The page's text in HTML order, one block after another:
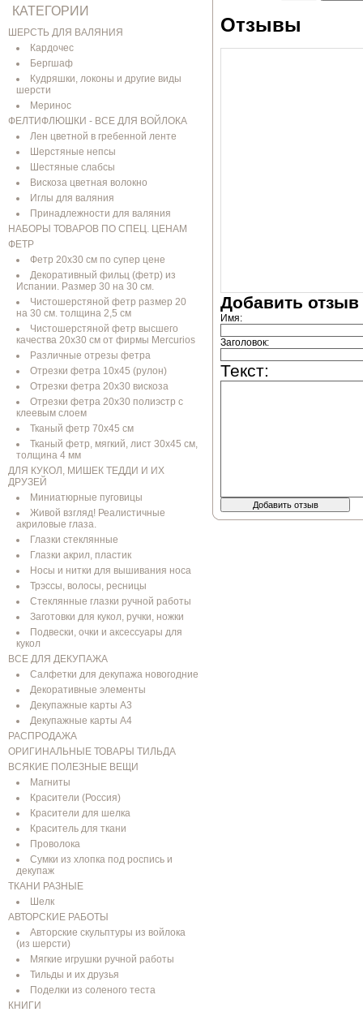
КАТЕГОРИИ
ШЕРСТЬ ДЛЯ ВАЛЯНИЯ
Кардочес
Бергшаф
Кудряшки, локоны и другие виды
шерсти
Меринос
ФЕЛТИФЛЮШКИ - ВСЕ ДЛЯ ВОЙЛОКА
Лен цветной в гребенной ленте
Шерстяные непсы
Шестяные слабсы
Вискоза цветная волокно
Иглы для валяния
Принадлежности для валяния
НАБОРЫ ТОВАРОВ ПО СПЕЦ. ЦЕНАМ
ФЕТР
Фетр 20х30 см по супер цене
Декоративный фильц (фетр) из
Испании. Размер 30 на 30 см.
Чистошерстяной фетр размер 20
на 30 см. толщина 2,5 см
Чистошерстяной фетр высшего
качества 20х30 см от фирмы Mercurios
Различные отрезы фетра
Отрезки фетра 10х45 (рулон)
Отрезки фетра 20х30 вискоза
Отрезки фетра 20х30 полиэстр с
клеевым слоем
Тканый фетр 70х45 см
Тканый фетр, мягкий, лист 30х45 см,
толщина 4 мм
ДЛЯ КУКОЛ, МИШЕК ТЕДДИ И ИХ
ДРУЗЕЙ
Миниатюрные пуговицы
Живой взгляд! Реалистичные
акриловые глаза.
Глазки стеклянные
Глазки акрил, пластик
Носы и нитки для вышивания носа
Трэссы, волосы, ресницы
Стеклянные глазки ручной работы
Заготовки для кукол, ручки, ножки
Подвески, очки и аксессуары для
кукол
ВСЕ ДЛЯ ДЕКУПАЖА
Салфетки для декупажа новогодние
Декоративные элементы
Декупажные карты А3
Декупажные карты А4
РАСПРОДАЖА
ОРИГИНАЛЬНЫЕ ТОВАРЫ ТИЛЬДА
ВСЯКИЕ ПОЛЕЗНЫЕ ВЕЩИ
Магниты
Красители (Россия)
Красители для шелка
Краситель для ткани
Проволока
Сумки из хлопка под роспись и
декупаж
ТКАНИ РАЗНЫЕ
Шелк
АВТОРСКИЕ РАБОТЫ
Авторские скульптуры из войлока
(из шерсти)
Мягкие игрушки ручной работы
Тильды и их друзья
Поделки из соленого теста
КНИГИ
Отзывы
Добавить отзыв
Имя:
Заголовок:
Текст:
Добавить отзыв